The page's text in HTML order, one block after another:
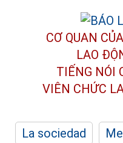
CƠ QUAN
LAO
TIẾNG NÓI
VIÊN CHỨC
La sociedad